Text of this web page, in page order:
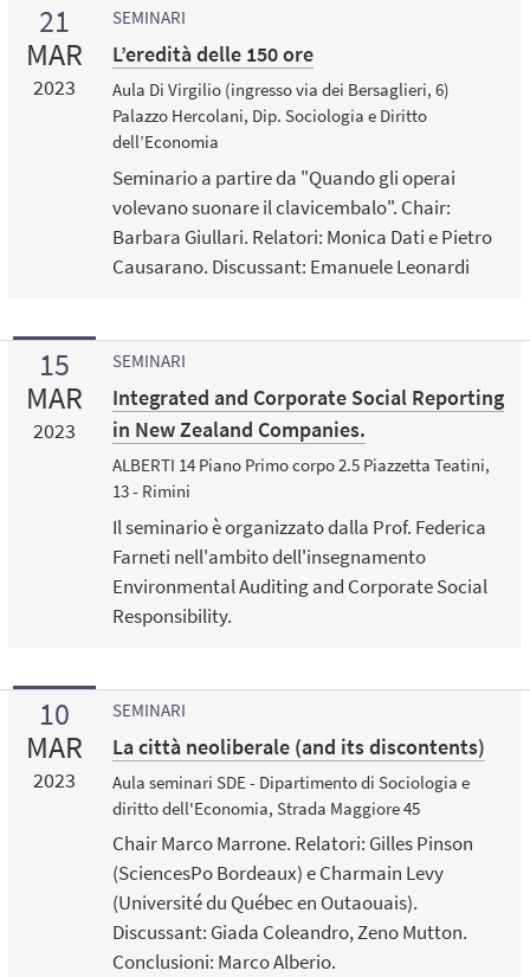
21
MAR
2023
SEMINARI
L’eredità delle 150 ore
Aula Di Virgilio (ingresso via dei Bersaglieri, 6)
Palazzo Hercolani, Dip. Sociologia e Diritto
dell’Economia
Seminario a partire da "Quando gli operai
volevano suonare il clavicembalo". Chair:
Barbara Giullari. Relatori: Monica Dati e Pietro
Causarano. Discussant: Emanuele Leonardi
15
MAR
2023
SEMINARI
Integrated and Corporate Social Reporting
in New Zealand Companies.
ALBERTI 14 Piano Primo corpo 2.5 Piazzetta Teatini,
13 - Rimini
Il seminario è organizzato dalla Prof. Federica
Farneti nell'ambito dell'insegnamento
Environmental Auditing and Corporate Social
Responsibility.
10
MAR
2023
SEMINARI
La città neoliberale (and its discontents)
Aula seminari SDE - Dipartimento di Sociologia e
diritto dell'Economia, Strada Maggiore 45
Chair Marco Marrone. Relatori: Gilles Pinson
(SciencesPo Bordeaux) e Charmain Levy
(Université du Québec en Outaouais).
Discussant: Giada Coleandro, Zeno Mutton.
Conclusioni: Marco Alberio.